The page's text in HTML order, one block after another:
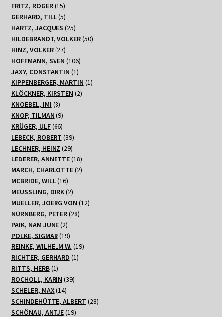
FRITZ, ROGER 1515
Produkte
GERHARD, TILL 55
Produkte
HARTZ, JACQUES 2525
Produkte
HILDEBRANDT, VOLKER 5050
HINZ, VOLKER 2727
Produkte
HOFFMANN, SVEN 106106
Produkte
JAXY, CONSTANTIN 11
Produkt
KIPPENBERGER, MARTIN 11
KLÖCKNER, KIRSTEN 22
KNOEBEL, IMI 88
Produkte
KNOP, TILMAN 99
Produkte
KRÜGER, ULF 6666
Produkte
LEBECK, ROBERT 3939
Produkte
LECHNER, HEINZ 2929
Produkte
LEDERER, ANNETTE 1818
Produkte
MARCH, CHARLOTTE 22
MCBRIDE, WILL 1616
Produkte
MEUSSLING, DIRK 22
Produkte
MUELLER, JOERG VON 1212
NÜRNBERG, PETER 2828
PAIK, NAM JUNE 22
Produkte
POLKE, SIGMAR 1919
Produkte
REINKE, WILHELM W. 1919
RICHTER, GERHARD 11
RITTS, HERB 11
Produkt
ROCHOLL, KARIN 3939
SCHELER, MAX 1414
Produkte
SCHINDEHÜTTE, ALBERT 2828
SCHÖNAU, ANTJE 1919